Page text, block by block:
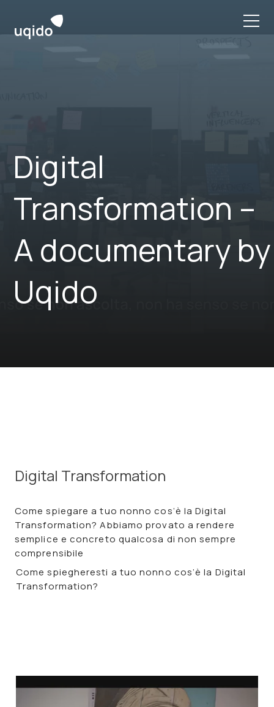
content
Digital
Transformation –
A documentary by
Uqido
Digital Transformation
Come spiegare a tuo nonno cos’è la Digital
Transformation? Abbiamo provato a rendere
semplice e concreto qualcosa di non sempre
comprensibile
Come spiegheresti a tuo nonno cos’è la Digital
Transformation?